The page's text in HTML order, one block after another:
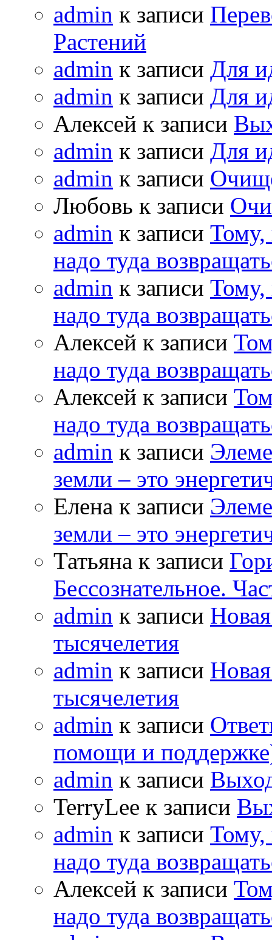
admin к записи
Растений
admin к записи Для
admin к записи Для
Алексей к записи
admin к записи Для
admin к записи
Любовь к записи
admin к записи Тому,
надо туда
admin к записи Тому,
надо туда
Алексей к записи
надо туда
Алексей к записи
надо туда
admin к записи
земли – это
Елена к записи
земли – это
Татьяна к записи
Бессознательное.
admin к записи
тысячелетия
admin к записи
тысячелетия
admin к записи
помощи и
admin к записи
TerryLee к записи
admin к записи Тому,
надо туда
Алексей к записи
надо туда